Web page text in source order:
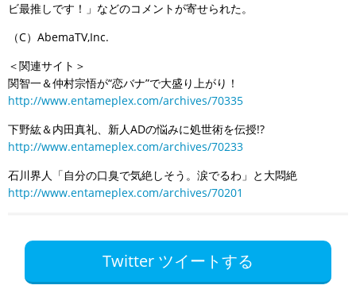
ビ最推しです！」などのコメントが寄せられた。
（C）AbemaTV,Inc.
＜関連サイト＞
関智一＆仲村宗悟が“恋バナ”で大盛り上がり！
http://www.entameplex.com/archives/70335
下野紘＆内田真礼、新人ADの悩みに処世術を伝授!?
http://www.entameplex.com/archives/70233
石川界人「自分の口臭で気絶しそう。涙でるわ」と大悶絶
http://www.entameplex.com/archives/70201
Twitter ツイートする